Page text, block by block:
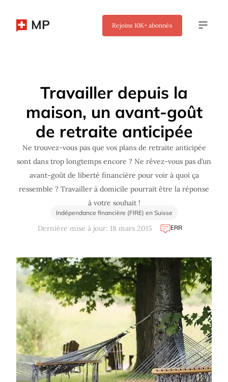
MP Rejoins 10K+ abonnés
Travailler depuis la
maison, un avant-goût
de retraite anticipée
Ne trouvez-vous pas que vos plans de retraite anticipée
sont dans trop longtemps encore ? Ne rêvez-vous pas d’un
avant-goût de liberté financière pour voir à quoi ça
ressemble ? Travailler à domicile pourrait être la réponse
à votre souhait !
Indépendance financière (FIRE) en Suisse
Dernière mise à jour: 18 mars 2015 ERR